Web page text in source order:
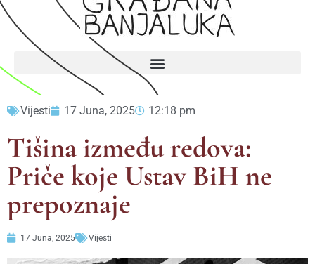
Vijesti 17 Juna, 2025 12:18 pm
Tišina između redova:
Priče koje Ustav BiH ne
prepoznaje
17 Juna, 2025 Vijesti